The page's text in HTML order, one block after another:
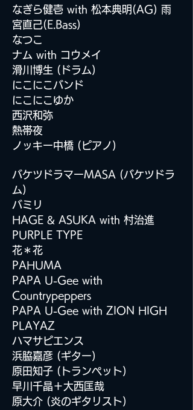
なぎら健壱 with 松本典明(AG) 雨
宮直己(E.Bass)
なつこ
ナム with コウメイ
滑川博生 (ドラム)
にこにこバンド
にこにこゆか
西沢和弥
熱帯夜
ノッキー中橋 (ピアノ)
バケツドラマーMASA (バケツドラ
ム)
バミリ
HAGE & ASUKA with 村治進
PURPLE TYPE
花＊花
PAHUMA
PAPA U-Gee with
Countrypeppers
PAPA U-Gee with ZION HIGH
PLAYAZ
ハマサピエンス
浜脇嘉彦 (ギター)
原田知子 (トランペット)
早川千晶＋大西匡哉
原大介 (炎のギタリスト)